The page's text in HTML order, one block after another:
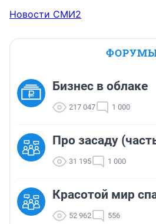
Новости СМИ2
Бизнес в облаке
217 047 1 000
Про засаду
31 195 1 000
Красотой мир
52 962 556